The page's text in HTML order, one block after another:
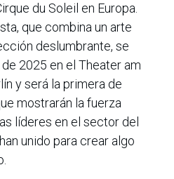
du Soleil en Europa.
que combina un arte
deslumbrante, se
2025 en el Theater am
y será la primera de
mostrarán la fuerza
líderes en el sector del
unido para crear algo